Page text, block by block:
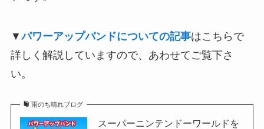
▼パワーアップバンドについての記事はこちらで
詳しく解説していますので、あわせてご覧下さ
い。
雨のち晴れブログ
スーパーニンテンドーワールドを